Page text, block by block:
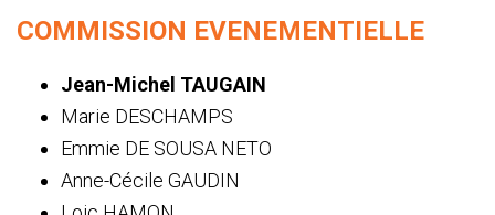
COMMISSION EVENEMENTIELLE
Jean-Michel TAUGAIN
Marie DESCHAMPS
Emmie DE SOUSA NETO
Anne-Cécile GAUDIN